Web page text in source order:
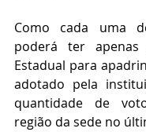
Como cada uma
poderá ter apenas
Estadual para
adotado pela
quantidade de
região da sede no